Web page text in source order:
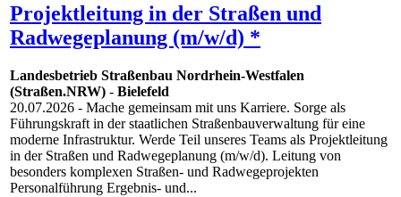
Projektleitung in der Straßen und
Radwegeplanung (m/w/d) *
Landesbetrieb Straßenbau Nordrhein-Westfalen
(Straßen.NRW) - Bielefeld
20.07.2026 - Mache gemeinsam mit uns Karriere. Sorge als
Führungskraft in der staatlichen Straßenbauverwaltung für eine
moderne Infrastruktur. Werde Teil unseres Teams als Projektleitung
in der Straßen und Radwegeplanung (m/w/d). Leitung von
besonders komplexen Straßen- und Radwegeprojekten
Personalführung Ergebnis- und...